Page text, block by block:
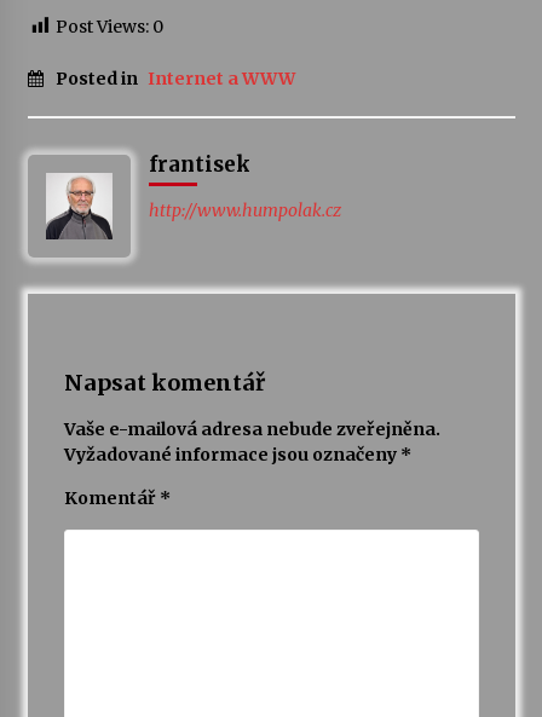
Post Views: 0
Posted in Internet a WWW
frantisek
http://www.humpolak.cz
Napsat komentář
Vaše e-mailová adresa nebude zveřejněna.
Vyžadované informace jsou označeny *
Komentář *